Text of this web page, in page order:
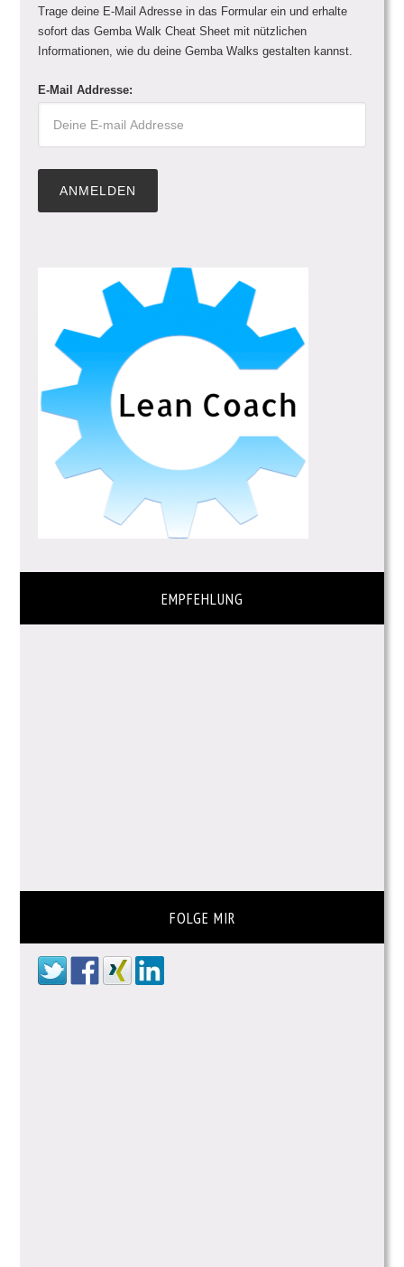
Trage deine E-Mail Adresse in das Formular ein und erhalte
sofort das Gemba Walk Cheat Sheet mit nützlichen
Informationen, wie du deine Gemba Walks gestalten kannst.
E-Mail Addresse:
EMPFEHLUNG
FOLGE MIR